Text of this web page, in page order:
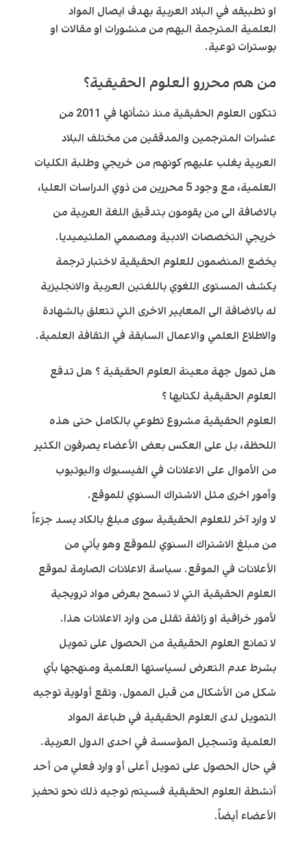
او تطبيقه في البلاد العربية بهدف ايصال المواد
العلمية المترجمة اليهم من منشورات او مقالات او
بوسترات توعية.
من هم محررو العلوم الحقيقية؟
تتكون العلوم الحقيقية منذ نشأتها في 2011 من
عشرات المترجمين والمدققين من مختلف البلاد
العربية يغلب عليهم كونهم من خريجي وطلبة الكليات
العلمية، مع وجود 5 محررين من ذوي الدراسات العليا،
بالاضافة الى من يقومون بتدقيق اللغة العربية من
خريجي التخصصات الادبية ومصممي الملتيميديا.
يخضع المنضمون للعلوم الحقيقية لاختبار ترجمة
يكشف المستوى اللغوي باللغتين العربية والانجليزية
له بالاضافة الى المعايير الاخرى التي تتعلق بالشهادة
والاطلاع العلمي والاعمال السابقة في الثقافة العلمية.
هل تمول جهة معينة العلوم الحقيقية ؟ هل تدفع
العلوم الحقيقية لكتابها ؟
العلوم الحقيقية مشروع تطوعي بالكامل حتى هذه
اللحظة، بل على العكس بعض الأعضاء يصرفون الكثير
من الأموال على الاعلانات في الفيسبوك واليوتيوب
وأمور اخرى مثل الاشتراك السنوي للموقع.
لا وارد آخر للعلوم الحقيقية سوى مبلغ بالكاد يسد جزءاً
من مبلغ الاشتراك السنوي للموقع وهو يأتي من
الأعلانات في الموقع. سياسة الاعلانات الصارمة لموقع
العلوم الحقيقية التي لا تسمح بعرض مواد ترويجية
لأمور خرافية او زائفة تقلل من وارد الاعلانات هذا.
لا تمانع العلوم الحقيقية من الحصول على تمويل
بشرط عدم التعرض لسياستها العلمية ومنهجها بأي
شكل من الأشكال من قبل الممول. وتقع أولوية توجيه
التمويل لدى العلوم الحقيقية في طباعة المواد
العلمية وتسجيل المؤسسة في احدى الدول العربية.
في حال الحصول على تمويل أعلى أو وارد فعلي من أحد
أنشطة العلوم الحقيقية فسيتم توجيه ذلك نحو تحفيز
الأعضاء أيضاً.